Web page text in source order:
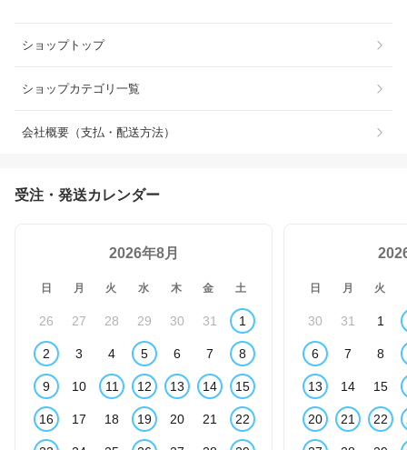
ショップトップ
ショップカテゴリ一覧
会社概要（支払・配送方法）
受注・発送カレンダー
2026年8月
日 月 火 水 木 金 土
26 27 28 29 30 31 1
2 3 4 5 6 7 8
9 10 11 12 13 14 15
16 17 18 19 20 21 22
日 月 火
30 31 1
6 7 8
13 14 15
20 21 22